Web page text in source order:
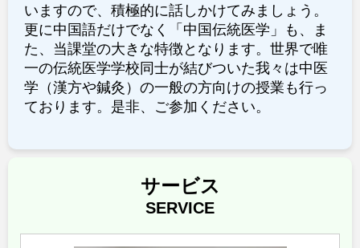
いますので、積極的に話しかけてみましょう。
更に中国語だけでなく「中国伝統医学」も、ま
た、当課堂の大きな特徴となります。世界で唯
一の伝統医学学校同士が結びついた我々は中医
学（漢方や鍼灸）の一般の方向けの授業も行っ
ております。是非、ご参加ください。
サービス
SERVICE